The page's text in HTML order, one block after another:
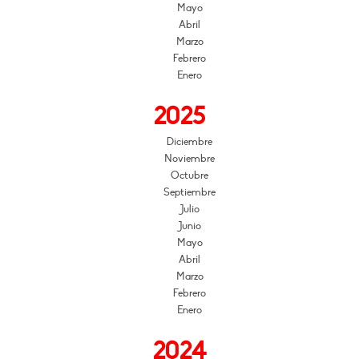
Mayo
Abril
Marzo
Febrero
Enero
2025
Diciembre
Noviembre
Octubre
Septiembre
Julio
Junio
Mayo
Abril
Marzo
Febrero
Enero
2024